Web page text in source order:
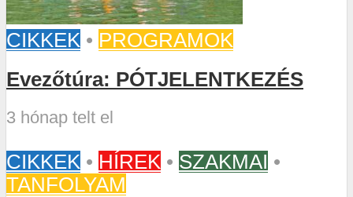
CIKKEK • PROGRAMOK
Evezőtúra: PÓTJELENTKEZÉS
3 hónap telt el
CIKKEK • HÍREK • SZAKMAI •
TANFOLYAM